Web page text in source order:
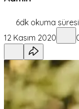
6dk okuma süresi
12 Kasım 2020